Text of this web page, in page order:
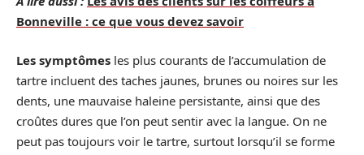
Bonneville : ce que vous devez savoir
Les symptômes les plus courants de l’accumulation de
tartre incluent des taches jaunes, brunes ou noires sur les
dents, une mauvaise haleine persistante, ainsi que des
croûtes dures que l’on peut sentir avec la langue. On ne
peut pas toujours voir le tartre, surtout lorsqu’il se forme